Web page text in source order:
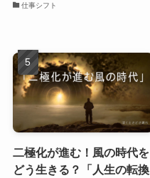
仕事シフト
二極化が進む！風の時代を
どう生きる？「人生の転換